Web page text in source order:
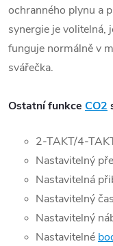
ochranného plynu a
synergie je volitelná,
funguje normálně v
svářečka.
Ostatní funkce CO2
2-TAKT/4-
Nastavitelný
Nastavitelná
Nastavitelný
Nastavitelný
Nastavitelné